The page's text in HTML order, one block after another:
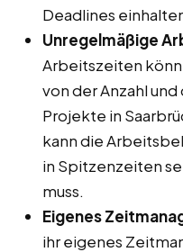
Deadlines
Unregelmäßige
Arbeitszeiten
von der Anzahl
Projekte in
kann die
in Spitzenzeiten
muss.
Eigenes
ihr eigenes